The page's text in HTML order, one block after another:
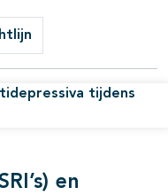
tijdens
en